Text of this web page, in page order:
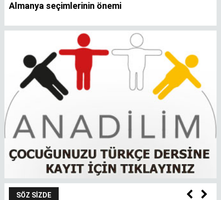
Almanya seçimlerinin önemi
SÖZ SIZDE